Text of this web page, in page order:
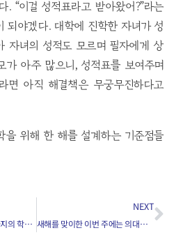
. “이걸 성적표라고 받아왔어?”라는
되야겠다. 대학에 진학한 자녀가 성
자녀의 성적도 모르며 필자에게 상
가 아주 많으니, 성적표를 보여주며
면 아직 해결책은 무궁무진하다고
을 위해 한 해를 설계하는 기준점들
대학 3학년생인데 지금까지의 학점이 2.8입니다. MCAT은 아직 한번도 본 적이 없구요. 제가 의대에 입학할 가능성이 있을까요?
NEXT
새해를 맞이한 이번 주에는 의대진학을 위해 한 해를 설계하는 기준점들을 함께 알아보자.